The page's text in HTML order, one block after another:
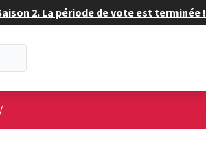
2. La période de vote est terminée !
utilisateur
/